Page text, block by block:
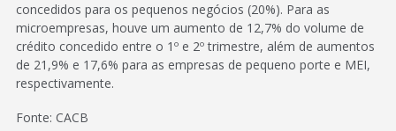
concedidos para os pequenos negócios (20%). Para as
microempresas, houve um aumento de 12,7% do volume de
crédito concedido entre o 1º e 2º trimestre, além de aumentos
de 21,9% e 17,6% para as empresas de pequeno porte e MEI,
respectivamente.
Fonte: CACB